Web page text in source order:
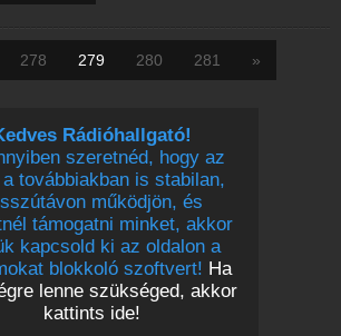
278 279 280 281 »
Rádióhallgató!
szeretnéd, hogy az
továbbiakban is stabilan,
működjön, és
támogatni minket, akkor
kapcsold ki az oldalon a
blokkoló szoftvert! Ha
lenne szükséged, akkor
kattints ide!